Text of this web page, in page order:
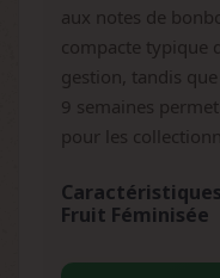
aux notes de
compacte typique
gestion, tandis
9 semaines
pour les
Fruit Féminisée